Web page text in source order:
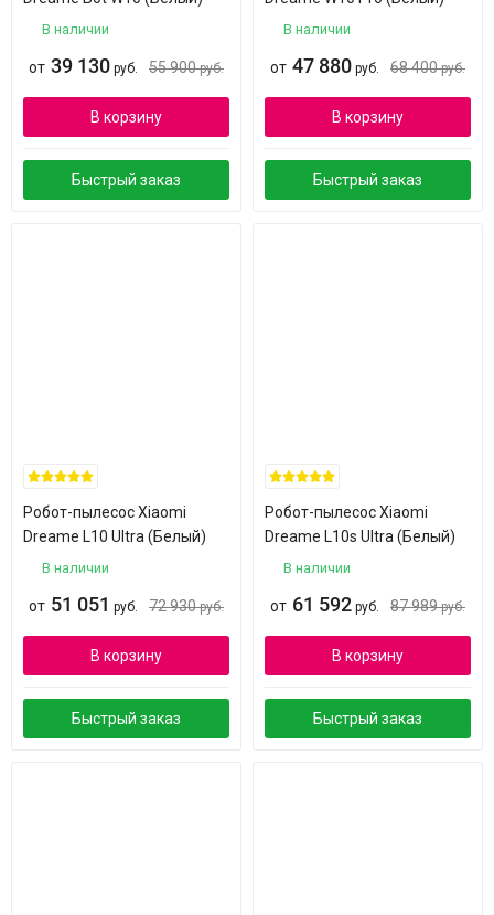
В наличии
от 39 130 руб. 55 900 руб.
В корзину
Быстрый заказ
В наличии
от 47 880 руб. 68 400 руб.
В корзину
Быстрый заказ
Робот-пылесос Xiaomi
Dreame L10 Ultra (Белый)
В наличии
от 51 051 руб. 72 930 руб.
В корзину
Быстрый заказ
Робот-пылесос Xiaomi
Dreame L10s Ultra (Белый)
В наличии
от 61 592 руб. 87 989 руб.
В корзину
Быстрый заказ